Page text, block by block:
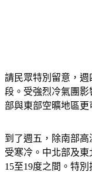
請民眾特別留意，
段。受強烈冷氣團
部與東部空曠地區更
到了週五，除南部
受寒冷。中北部及
15至19度之間。特